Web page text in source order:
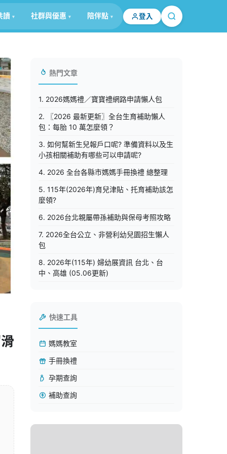
讀 社群與優惠 陪伴點 登入
熱門文章
1. 2026媽媽禮／寶寶禮網路申請懶人包
2. 〖2026 最新更新〗全台生育補助懶人
包：每胎 10 萬怎麼領？
3. 如何幫新生兒報戶口呢? 準備資料以及生
小孩相關補助有哪些可以申請呢?
4. 2026 全台各縣市媽媽手冊換禮 總整理
5. 115年(2026年)育兒津貼、托育補助該怎
麼領?
6. 2026台北親屬帶孫補助與保母考照攻略
7. 2026全台公立、非營利幼兒園招生懶人
包
8. 2026年(115年) 婦幼展資訊 台北、台
中、高雄 (05.06更新)
快速工具
媽媽教室
手冊換禮
孕期查詢
補助查詢